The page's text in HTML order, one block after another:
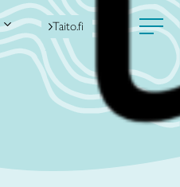
Taito.fi